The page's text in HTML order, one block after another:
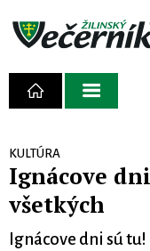
KULTÚRA
Ignácove
všetkých
Ignácove dni sú